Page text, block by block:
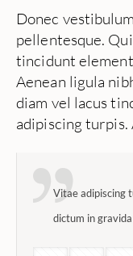
Donec
pellentesque.
tincidunt
Aenean ligula
diam vel lacus
adipiscing turpis.
Vitae adipiscing
dictum in gravida